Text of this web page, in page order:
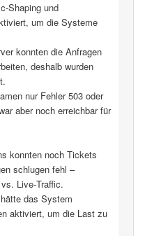
und
um die Systeme
konnten die Anfragen
deshalb wurden
nur Fehler 503 oder
aber noch erreichbar für
konnten noch Tickets
schlugen fehl –
Live‑Traffic.
das System
aktiviert, um die Last zu